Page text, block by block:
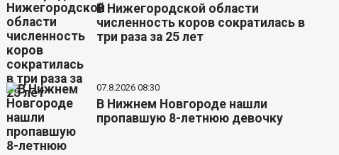
В Нижегородской области
численность коров сократилась в
три раза за 25 лет
07.8.2026 08:30
В Нижнем Новгороде нашли
пропавшую 8-летнюю девочку